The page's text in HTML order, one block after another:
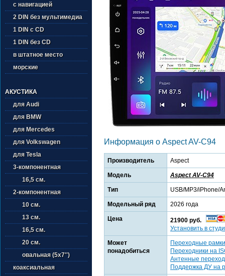
с навигацией
2 DIN без мультимедиа
1 DIN с CD
1 DIN без CD
в штатное место
морские
АКУСТИКА
для Audi
для BMW
для Mercedes
для Volkswagen
для Tesla
3-компонентная
16,5 см.
2-компонентная
10 см.
13 см.
16,5 см.
20 см.
овальная (5х7'')
коаксиальная
Информация о Aspect AV-C94
Производитель Aspect
Модель Aspect AV-C94
Тип USB/MP3/iPhone/
Модельный ряд 2026 года
Цена
21900 руб.
Установить в
Может
понадобиться
Переходные рамки
Переходники на
Антенные
Поддержка ДУ на